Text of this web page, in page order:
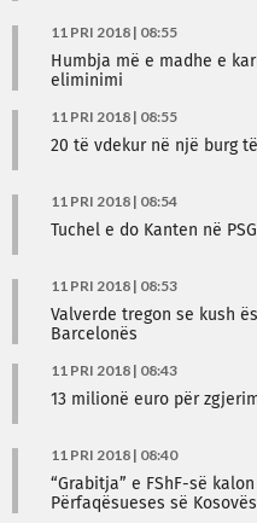
11 PRI 2018 | 08:55
Humbja më e madhe e
eliminimi
11 PRI 2018 | 08:55
20 të vdekur në një burg
11 PRI 2018 | 08:54
Tuchel e do Kanten në PSG
11 PRI 2018 | 08:53
Valverde tregon se kush
Barcelonës
11 PRI 2018 | 08:43
13 milionë euro për
11 PRI 2018 | 08:40
“Grabitja” e FShF-së
Përfaqësueses së Kosovës